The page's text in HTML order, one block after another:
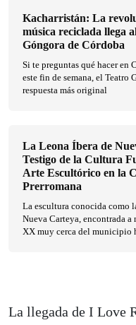
La llegada de I Love
Kacharristán: La
música reciclada llega
Góngora de Córdoba
Si te preguntas qué hacer en
este fin de semana, el Teatro
respuesta más original
La Leona Íbera de
Testigo de la Cultura
Arte Escultórico en la
Prerromana
La escultura conocida como
Nueva Carteya, encontrada a
XX muy cerca del municipio